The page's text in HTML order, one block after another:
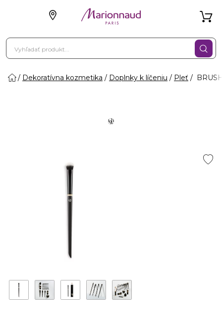
Dekoratívna kozmetika Doplnky k líčeniu Pleť